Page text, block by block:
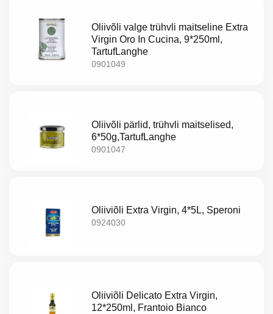
Oliivõli valge trühvli maitseline Extra
Virgin Oro In Cucina, 9*250ml,
TartufLanghe
0901049
Oliivõli pärlid, trühvli maitselised,
6*50g,TartufLanghe
0901047
Oliiviõli Extra Virgin, 4*5L, Speroni
0924030
Oliiviõli Delicato Extra Virgin,
12*250ml, Frantoio Bianco
Kataloog
tooted
Üritused
Privaatsuspoliitika